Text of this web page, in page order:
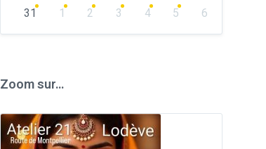
31
1 2 3 4 5
6
Zoom sur…